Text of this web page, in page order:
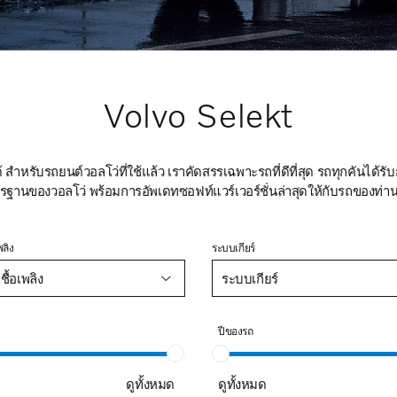
Volvo Selekt
สำหรับรถยนต์วอลโว่ที่ใช้แล้ว เราคัดสรรเฉพาะรถที่ดีที่สุด รถทุกคันได้
ฐานของวอลโว่ พร้อมการอัพเดทซอฟท์แวร์เวอร์ชั่นล่าสุดให้กับรถของท่า
ง
อเพลิง
ระบบเกียร์
ระบบเกียร์
ดูทั้งหมด
ปีของรถ
ดูทั้งหมด